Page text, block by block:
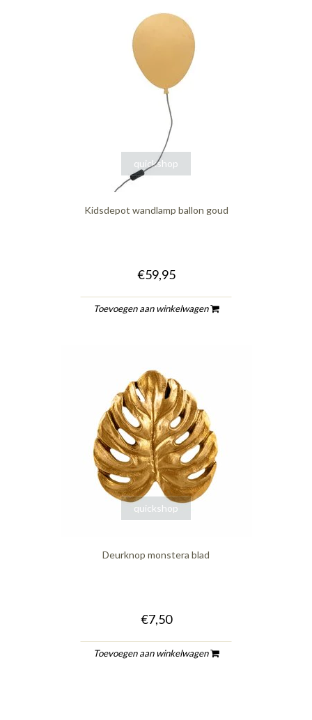
quickshop
Kidsdepot wandlamp ballon goud
€59,95
Toevoegen aan winkelwagen
quickshop
Deurknop monstera blad
€7,50
Toevoegen aan winkelwagen